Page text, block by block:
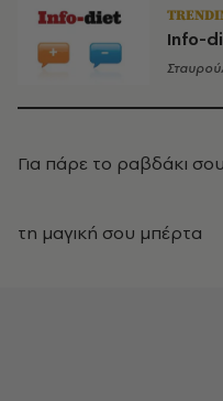
Info-
Για πάρε το ραβδάκι σου
τη μαγική σου μπέρτα